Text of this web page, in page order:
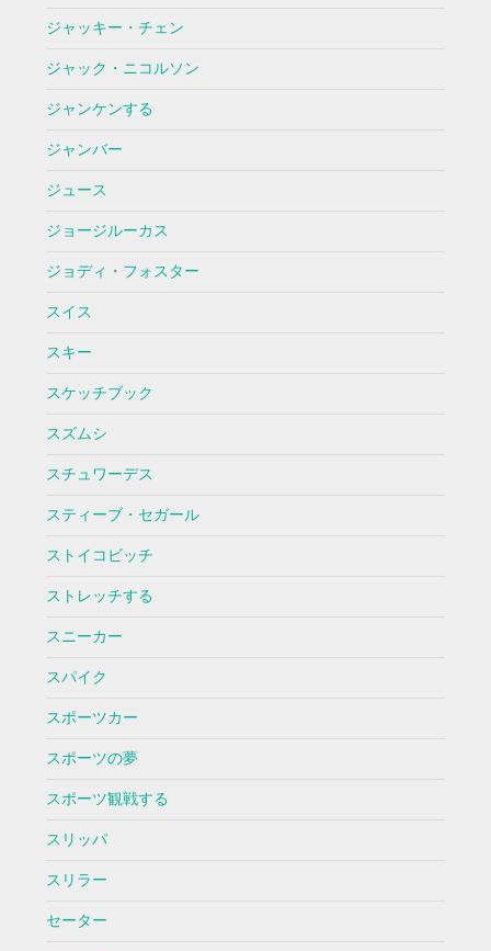
ジャッキー・チェン
ジャック・ニコルソン
ジャンケンする
ジャンバー
ジュース
ジョージルーカス
ジョディ・フォスター
スイス
スキー
スケッチブック
スズムシ
スチュワーデス
スティーブ・セガール
ストイコビッチ
ストレッチする
スニーカー
スパイク
スポーツカー
スポーツの夢
スポーツ観戦する
スリッパ
スリラー
セーター